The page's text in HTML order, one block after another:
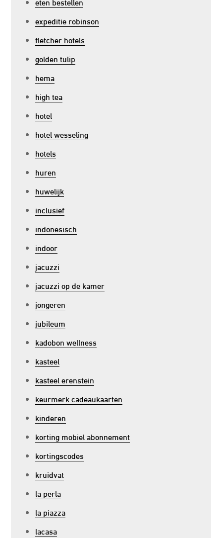
expeditie robinson
fletcher hotels
golden tulip
hema
high tea
hotel
hotel wesseling
hotels
huren
huwelijk
inclusief
indonesisch
indoor
jacuzzi
jacuzzi op de kamer
jongeren
jubileum
kadobon wellness
kasteel
kasteel erenstein
keurmerk cadeaukaarten
kinderen
korting mobiel abonnement
kortingscodes
kruidvat
la perla
la piazza
lacasa